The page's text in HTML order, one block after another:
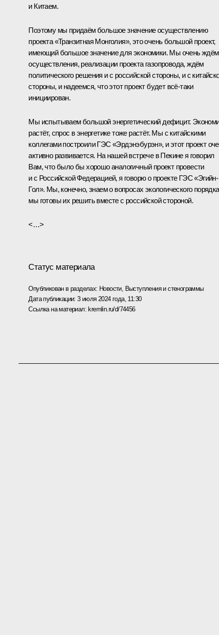
и Китаем.
Поэтому мы придаём большое значение осуществлению
проекта «Транзитная Монголия», это очень большой проект,
имеющий большое значение для экономики. Мы очень ждём
осуществления, реализации проекта газопровода, ждём
политического решения и с российской стороны, и с
стороны, и надеемся, что этот проект будет всё-таки
инициирован.
Мы испытываем большой энергетический дефицит.
растёт, спрос в энергетике тоже растёт. Мы с китайскими
коллегами построили ГЭС «Эрдэнэбурэн», и этот проект
активно развивается. На нашей встрече в Пекине я говорил
Вам, что было бы хорошо аналогичный проект провести
и с Российской Федерацией, я говорю о проекте ГЭС «Эгийн-
Гол». Мы, конечно, знаем о вопросах экологического
мы готовы их решить вместе с российской стороной.
<…>
Статус материала
Опубликован в разделах: Новости, Выступления и стенограммы
Дата публикации:3 июля 2024 года, 11:30
Ссылка на материал: kremlin.ru/d/74456